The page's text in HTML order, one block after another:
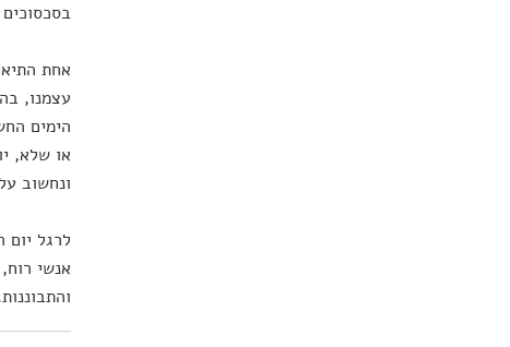
אחת
עצמנו,
הימים
או שלא,
ונחשוב
לרגל יום
אנשי